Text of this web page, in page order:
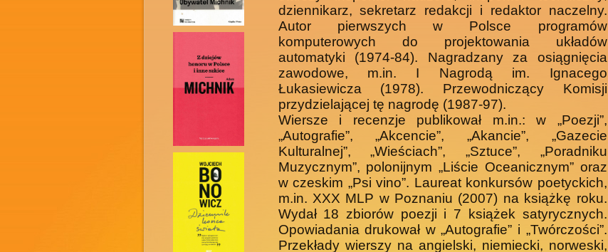
dziennikarz, sekretarz redakcji i redaktor naczelny.
Autor pierwszych w Polsce programów
komputerowych do projektowania układów
automatyki (1974-84). Nagradzany za osiągnięcia
zawodowe, m.in. I Nagrodą im. Ignacego
Łukasiewicza (1978). Przewodniczący Komisji
przydzielającej tę nagrodę (1987-97).
Wiersze i recenzje publikował m.in.: w „Poezji”,
„Autografie”, „Akcencie”, „Akancie”, „Gazecie
Kulturalnej”, „Wieściach”, „Sztuce”, „Poradniku
Muzycznym”, polonijnym „Liście Oceanicznym” oraz
w czeskim „Psi vino”. Laureat konkursów poetyckich,
m.in. XXX MLP w Poznaniu (2007) na książkę roku.
Wydał 18 zbiorów poezji i 7 książek satyrycznych.
Opowiadania drukował w „Autografie” i „Twórczości”.
Przekłady wierszy na angielski, niemiecki, norweski,